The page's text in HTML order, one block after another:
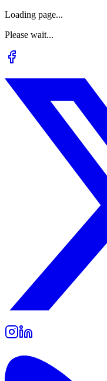
Loading page...
Please wait...